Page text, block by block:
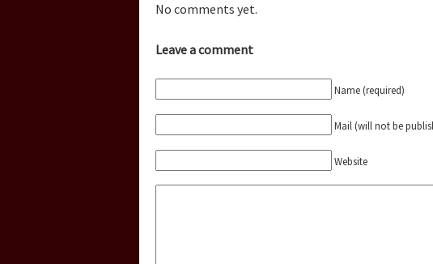
Dia 2 do Encontro “Guerra contra a
Dia 1: Encontro “Guerra contra a
[CDMX – 20 julio] Jornadas
No comments yet.
Leave a comment
Name (required)
Mail (will not be
Website